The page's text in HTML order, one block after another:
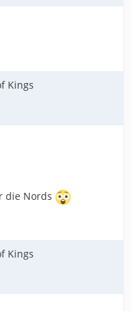
Kings
die Nords
Kings